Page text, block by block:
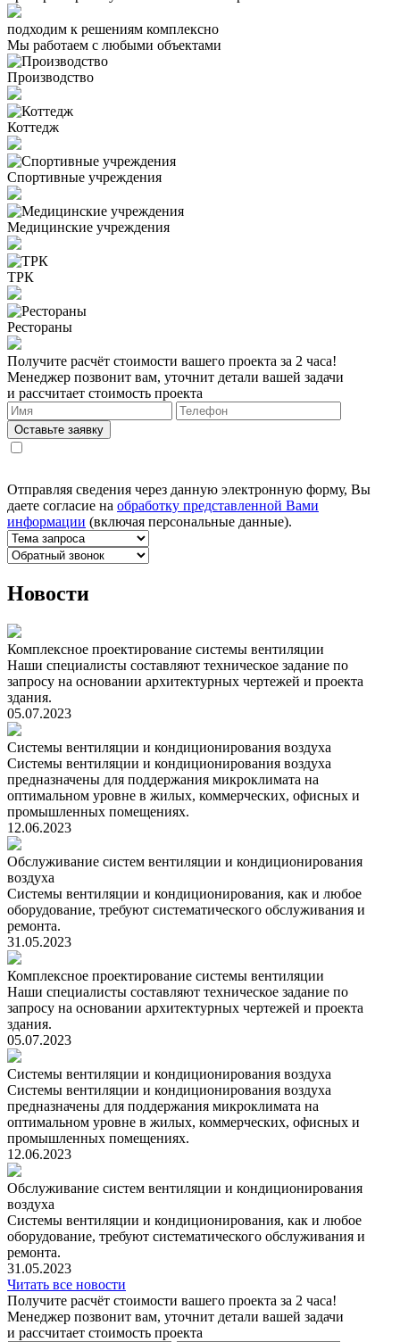
подходим к решениям комплексно
Мы работаем с любыми объектами
Производство
Коттедж
Спортивные учреждения
Медицинские учреждения
ТРК
Рестораны
Получите расчёт стоимости вашего проекта за 2 часа!
Менеджер позвонит вам, уточнит детали вашей задачи
и рассчитает стоимость проекта
Оставьте заявку
Отправляя сведения через данную электронную форму, Вы
даете согласие на обработку представленной Вами
информации (включая персональные данные).
Новости
Комплексное проектирование системы вентиляции
Наши специалисты составляют техническое задание по
запросу на основании архитектурных чертежей и проекта
здания.
05.07.2023
Системы вентиляции и кондиционирования воздуха
Системы вентиляции и кондиционирования воздуха
предназначены для поддержания микроклимата на
оптимальном уровне в жилых, коммерческих, офисных и
промышленных помещениях.
12.06.2023
Обслуживание систем вентиляции и кондиционирования
воздуха
Системы вентиляции и кондиционирования, как и любое
оборудование, требуют систематического обслуживания и
ремонта.
31.05.2023
Комплексное проектирование системы вентиляции
Наши специалисты составляют техническое задание по
запросу на основании архитектурных чертежей и проекта
здания.
05.07.2023
Системы вентиляции и кондиционирования воздуха
Системы вентиляции и кондиционирования воздуха
предназначены для поддержания микроклимата на
оптимальном уровне в жилых, коммерческих, офисных и
промышленных помещениях.
12.06.2023
Обслуживание систем вентиляции и кондиционирования
воздуха
Системы вентиляции и кондиционирования, как и любое
оборудование, требуют систематического обслуживания и
ремонта.
31.05.2023
Читать все новости
Получите расчёт стоимости вашего проекта за 2 часа!
Менеджер позвонит вам, уточнит детали вашей задачи
и рассчитает стоимость проекта